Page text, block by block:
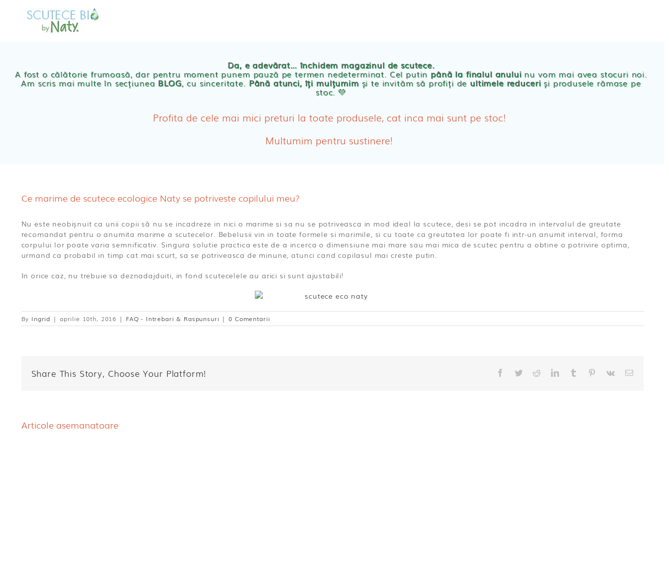
Chilotei eco Naty
Servetele umede ecologice
Absorbante
Absorbante Post-Natale
Absorbante Incontinenta Urinara
Da, e adevărat… închidem magazinul de scutece.
A fost o călătorie frumoasă, dar pentru moment punem pauză pe termen nedeterminat. Cel putin până la finalul anuluinu vom mai avea stocuri noi.
Am scris mai multe în secțiunea BLOG, cu sinceritate. Până atunci, îți mulțumimși te invităm să profiți de ultimele reduceriși produsele rămase pe
stoc. 💛
Profita de cele mai mici preturi la toate produsele, cat inca mai sunt pe stoc!
Multumim pentru sustinere!
Ce marime de scutece ecologice Naty se potriveste copilului meu?
Nu este neobișnuit ca unii copii să nu se incadreze in nici o marime si sa nu se potriveasca in mod ideal la scutece, desi se pot incadra in intervalul de greutate
recomandat pentru o anumita marime a scutecelor. Bebelusii vin in toate formele si marimile, si cu toate ca greutatea lor poate fi intr-un anumit interval, forma
corpului lor poate varia semnificativ. Singura solutie practica este de a incerca o dimensiune mai mare sau mai mica de scutec pentru a obtine o potrivire optima,
urmand ca probabil in timp cat mai scurt, sa se potriveasca de minune, atunci cand copilasul mai creste putin.
In orice caz, nu trebuie sa deznadajduiti, in fond scutecelele au arici si sunt ajustabili!
By Ingrid | aprilie 10th, 2016 | FAQ - Intrebari & Raspunsuri | 0 Comentarii
Share This Story, Choose Your Platform! Facebook
TwitterReddit LinkedIn
TumblrPinterest
Vk
E-
Articole asemanatoare